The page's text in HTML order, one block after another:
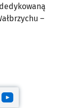
–
karcie
się w nowej
Otwiera się w